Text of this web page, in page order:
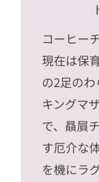
コーヒー
現在は保
の2足の
キングマ
で、贔屓
す厄介な
を機にラ